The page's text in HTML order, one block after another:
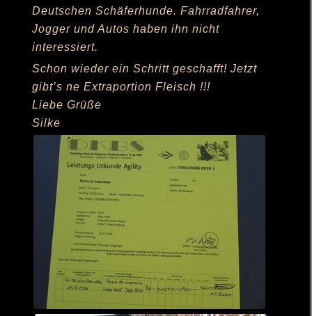
Deutschen Schäferhunde. Fahrradfahrer,
Jogger und Autos haben ihn nicht
interessiert.
Schon wieder ein Schritt geschafft! Jetzt
gibt’s ne Extraportion Fleisch !!!
Liebe Grüße
Silke